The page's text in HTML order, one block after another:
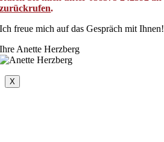
zurückrufen.
Ich freue mich auf das Gespräch mit Ihnen!
Ihre Anette Herzberg
X